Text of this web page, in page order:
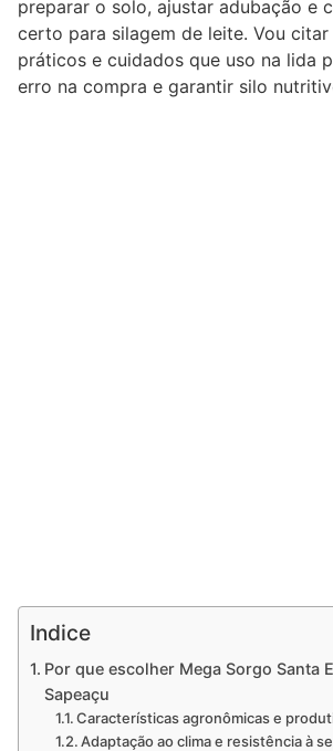
preparar o solo, ajustar adubação e
certo para silagem de leite. Vou
práticos e cuidados que uso na lida
erro na compra e garantir silo
Indice
Por que escolher Mega Sorgo Santa
Sapeaçu
Características agronômicas e
Adaptação ao clima e resistência à